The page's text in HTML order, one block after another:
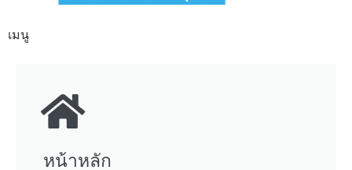
เมนู
หน้าหลัก